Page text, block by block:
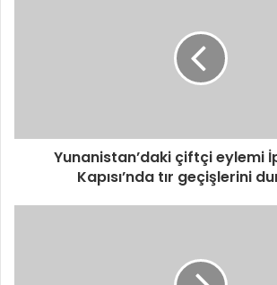
Yunanistan’daki çiftçi eylemi
Kapısı’nda tır geçişlerini